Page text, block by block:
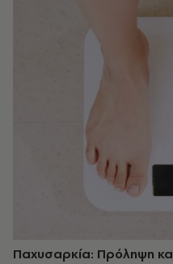
Παχυσαρκία: Πρόληψη